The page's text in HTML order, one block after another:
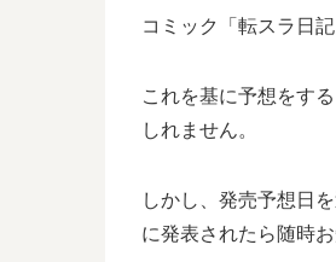
コミック「転スラ日
これを基に予想をす
しれません。
しかし、発売予想日
に発表されたら随時お